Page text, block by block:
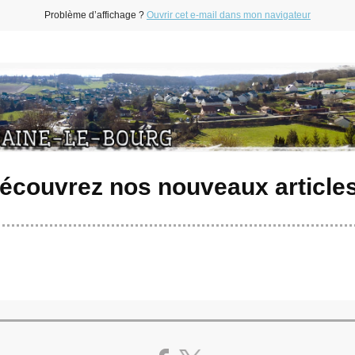
Problème d’affichage ? Ouvrir cet e-mail dans mon navigateur
nos nouveaux